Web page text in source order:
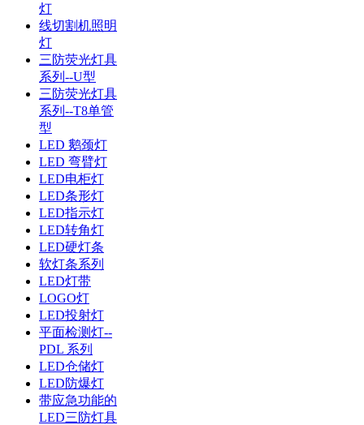
灯
线切割机照明
灯
三防荧光灯具
系列--U型
三防荧光灯具
系列--T8单管
型
LED 鹅颈灯
LED 弯臂灯
LED电柜灯
LED条形灯
LED指示灯
LED转角灯
LED硬灯条
软灯条系列
LED灯带
LOGO灯
LED投射灯
平面检测灯--
PDL 系列
LED仓储灯
LED防爆灯
带应急功能的
LED三防灯具